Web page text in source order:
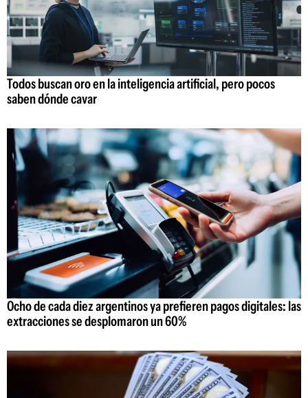
Todos buscan oro en la inteligencia artificial, pero pocos
saben dónde cavar
Ocho de cada diez argentinos ya prefieren pagos digitales: las
extracciones se desplomaron un 60%